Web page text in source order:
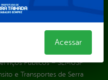
– SEGOV
Ambiente – SEMA
Institucionais – SEMRI
Públicos – SEMUSP
e Transportes de Serra
Acessar